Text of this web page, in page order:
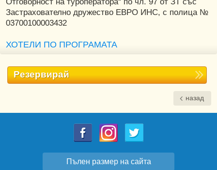
Застрахователно дружество ЕВРО ИНС, с полица №
03700100003432
ХОТЕЛИ ПО ПРОГРАМАТА
Резервирай
назад
Пълен размер на сайта